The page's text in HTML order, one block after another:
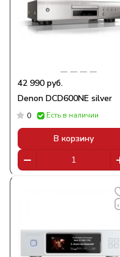
42 990 руб.
Denon DCD600NE silver
0 Есть в наличии
В корзину